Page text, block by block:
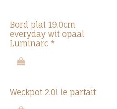
Bord plat 19.0cm
everyday wit opaal
Luminarc *
Weckpot 2.0l le parfait